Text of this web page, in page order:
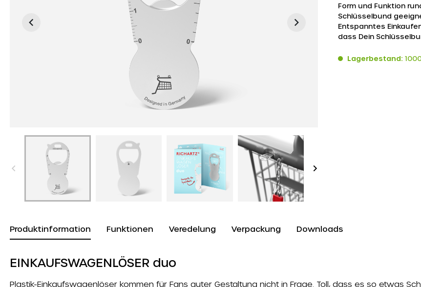
Form und Funktion
Schlüsselbund
Entspanntes
dass Dein
Lagerbestand:
Produktinformation Funktionen Veredelung Verpackung Downloads
EINKAUFSWAGENLÖSER duo
Plastik-Einkaufswagenlöser kommen für Fans guter Gestaltung nicht in Frage. Toll, dass es so etwas